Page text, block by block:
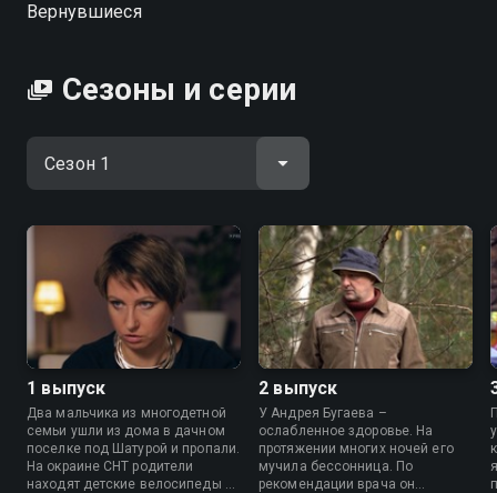
Вернувшиеся
Сезоны и серии
1 выпуск
Два мальчика из многодетной
семьи ушли из дома в дачном
поселке под Шатурой и пропали.
На окраине СНТ родители
находят детские велосипеды и
2 выпуск
У Андрея Бугаева –
ослабленное здоровье. На
протяжении многих ночей его
мучила бессонница. По
рекомендации врача он